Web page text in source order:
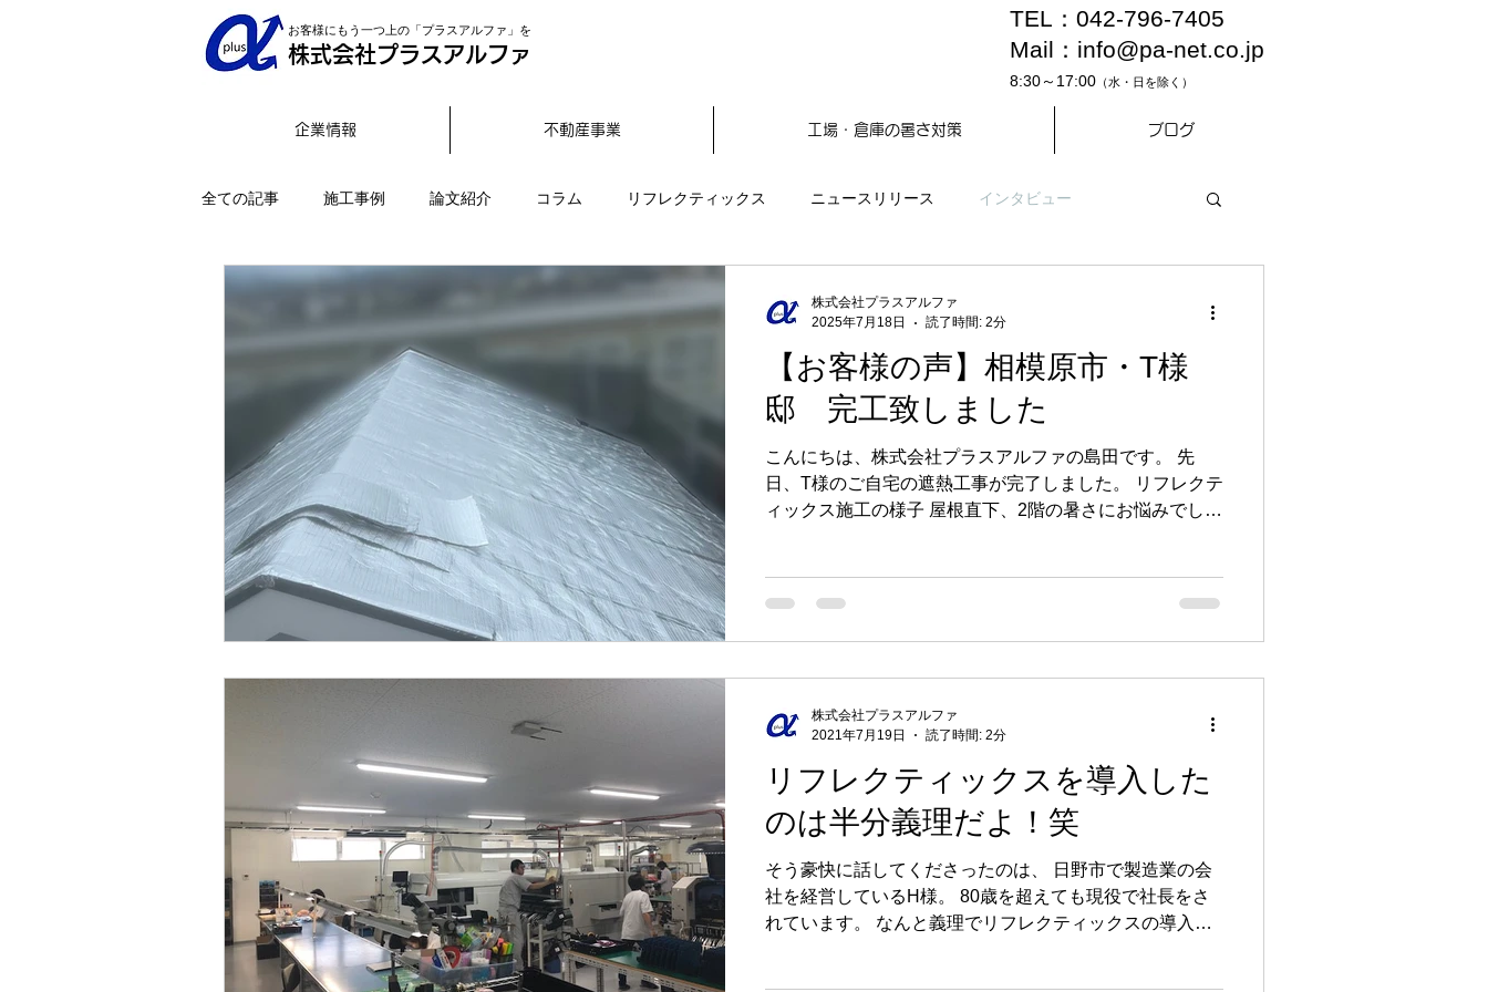
お客様にもう一つ上の「プラスアルファ」を
株式会社プラスアルファ
TEL：042-796-7405
Mail： info@pa-net.co.jp
8:30～17:00 （水・日を除く）
企業情報 不動産事業 工場・倉庫の暑さ対策 ブログ
全ての記事 施工事例 論文紹介 コラム リフレクティックス ニュースリリース インタビュー
【お客様の声】相模原市・T様
邸 完工致しました
こんにちは、株式会社プラスアルファの島田です。 先
日、T様のご自宅の遮熱工事が完了しました。 リフレクテ
ィックス施工の様子 屋根直下、2階の暑さにお悩みでした
株式会社プラスアルファ
2025年7月18日
読了時間: 2分
リフレクティックスを導入した
のは半分義理だよ！笑
そう豪快に話してくださったのは、 日野市で製造業の会
社を経営しているH様。 80歳を超えても現役で社長をさ
れています。 なんと義理でリフレクティックスの導入を
株式会社プラスアルファ
2021年7月19日
読了時間: 2分